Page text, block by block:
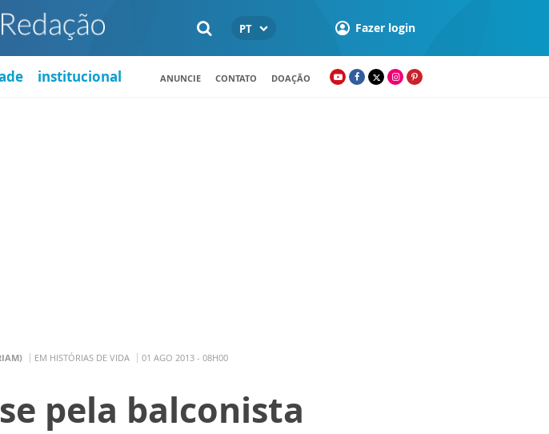
PT Fazer login
institucional ANUNCIE CONTATO DOAÇÃO
EM HISTÓRIAS DE VIDA 01 AGO 2013 - 08H00
pela balconista